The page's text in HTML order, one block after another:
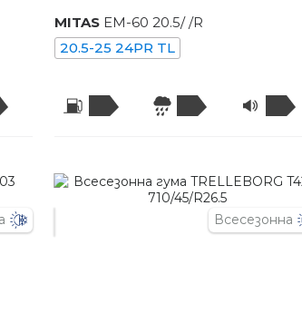
MITAS EM-60 20.5/ /R
20.5-25 24PR TL
Всесезонна